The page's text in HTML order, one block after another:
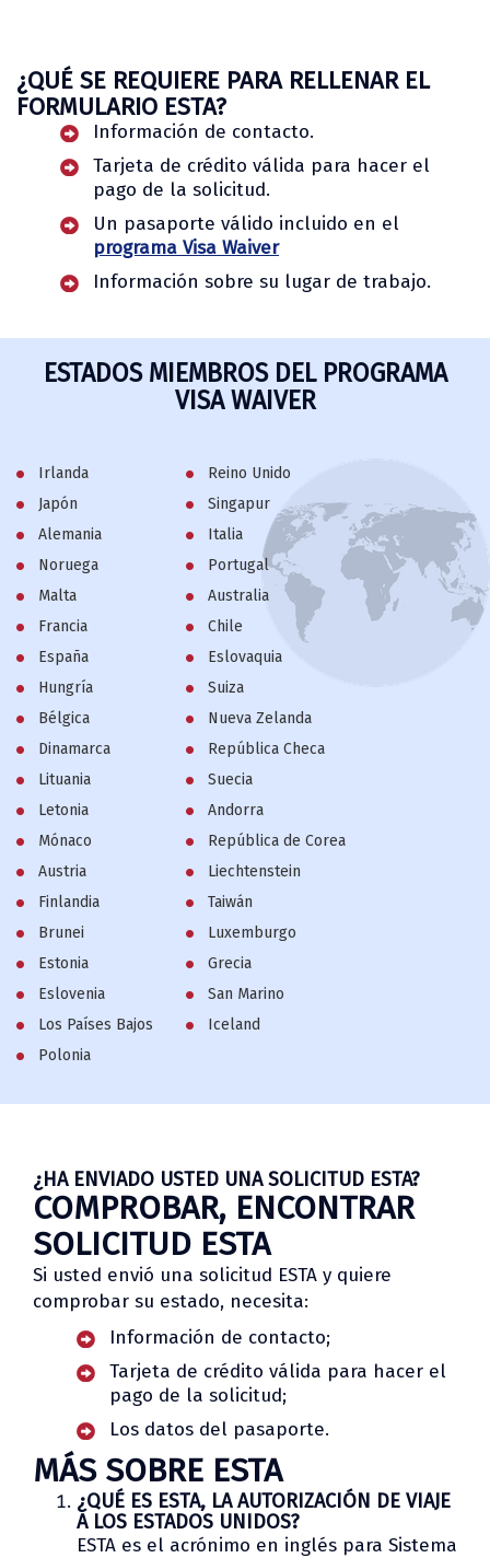
¿QUÉ SE REQUIERE PARA RELLENAR EL
FORMULARIO ESTA?
Información de contacto.
Tarjeta de crédito válida para hacer el
pago de la solicitud.
Un pasaporte válido incluido en el
programa Visa Waiver
Información sobre su lugar de trabajo.
ESTADOS MIEMBROS DEL PROGRAMA
VISA WAIVER
Irlanda
Reino Unido
Japón
Singapur
Alemania
Italia
Noruega
Portugal
Malta
Australia
Francia
Chile
España
Eslovaquia
Hungría
Suiza
Bélgica
Nueva Zelanda
Dinamarca
República Checa
Lituania
Suecia
Letonia
Andorra
Mónaco
República de Corea
Austria
Liechtenstein
Finlandia
Taiwán
Brunei
Luxemburgo
Estonia
Grecia
Eslovenia
San Marino
Los Países Bajos
Iceland
Polonia
¿HA ENVIADO USTED UNA SOLICITUD ESTA?
COMPROBAR, ENCONTRAR
SOLICITUD ESTA
Si usted envió una solicitud ESTA y quiere
comprobar su estado, necesita:
Información de contacto;
Tarjeta de crédito válida para hacer el
pago de la solicitud;
Los datos del pasaporte.
MÁS SOBRE ESTA
¿QUÉ ES ESTA, LA AUTORIZACIÓN DE VIAJE
A LOS ESTADOS UNIDOS?
ESTA es el acrónimo en inglés para Sistema